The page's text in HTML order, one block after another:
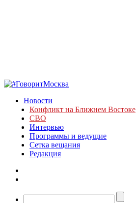
Новости
Конфликт на Ближнем Востоке
СВО
Интервью
Программы и ведущие
Сетка вещания
Редакция